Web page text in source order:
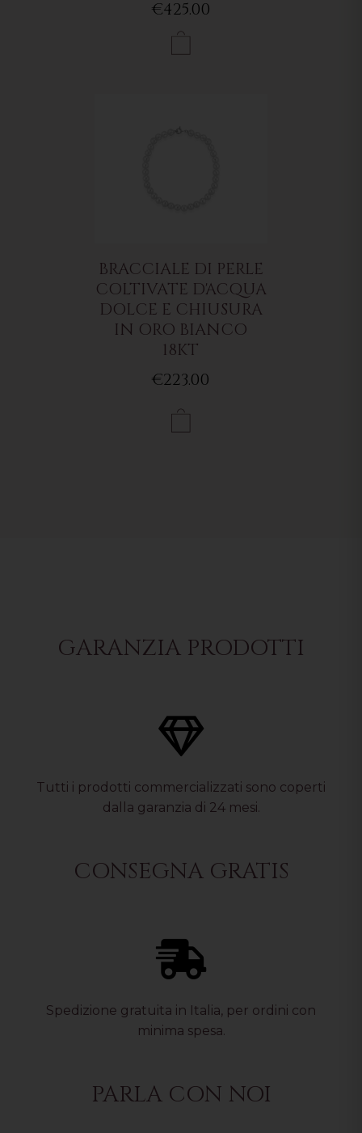
€425.00
BRACCIALE DI PERLE
COLTIVATE D'ACQUA
DOLCE E CHIUSURA
IN ORO BIANCO
18KT
€223.00
GARANZIA PRODOTTI
Tutti i prodotti commercializzati sono coperti
dalla garanzia di 24 mesi.
CONSEGNA GRATIS
Spedizione gratuita in Italia, per ordini con
minima spesa.
PARLA CON NOI